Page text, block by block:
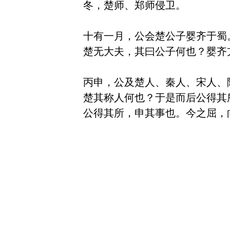
冬，楚师、郑师侵卫。
十有一月，公会楚公子婴齐于蜀
楚无大夫，其曰公子何也？婴齐
丙申，公及楚人、秦人、宋人
楚其称人何也？于是而后公得